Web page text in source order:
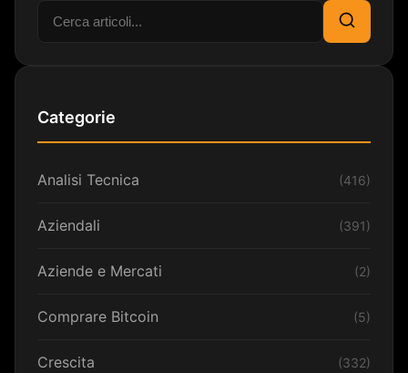
Cerca:
Cerca
Categorie
Analisi Tecnica (416)
Aziendali (391)
Aziende e Mercati (2)
Comprare Bitcoin (5)
Crescita (332)